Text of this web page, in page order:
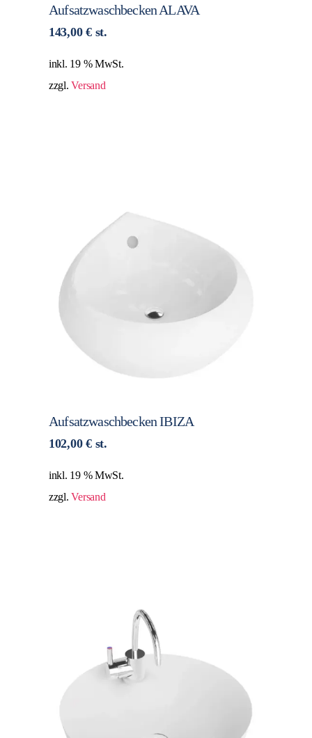
Aufsatzwaschbecken ALAVA
143,00€ st.
inkl. 19 % MwSt.
zzgl.Versand
Aufsatzwaschbecken IBIZA
102,00€ st.
inkl. 19 % MwSt.
zzgl.Versand